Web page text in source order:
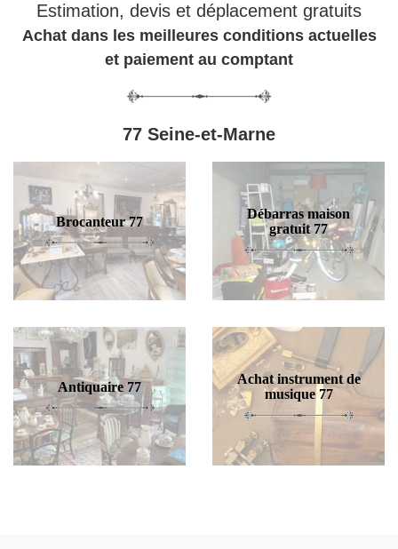
Estimation, devis et déplacement gratuits
Achat dans les meilleures conditions actuelles
et paiement au comptant
77 Seine-et-Marne
Brocanteur 77
Débarras maison
gratuit 77
Antiquaire 77
Achat instrument de
musique 77